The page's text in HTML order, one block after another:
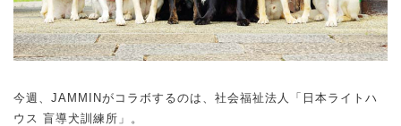
今週、JAMMINがコラボするのは、社会福祉法人「日本ライトハ
ウス 盲導犬訓練所」。